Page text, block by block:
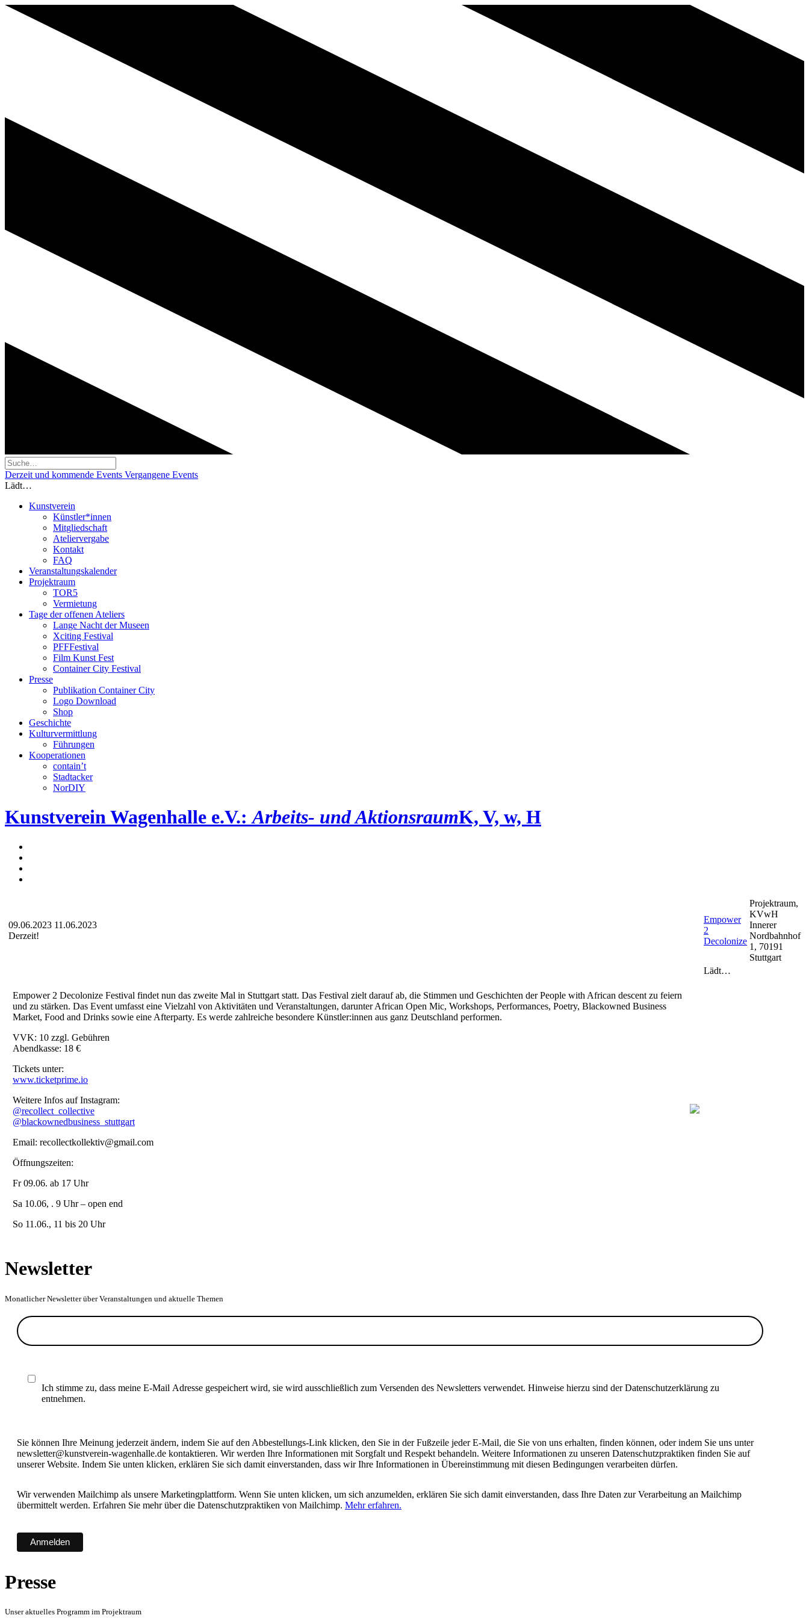
Derzeit und kommende Events Vergangene Events
Lädt…
Kunstverein
Künstler*innen
Mitgliedschaft
Ateliervergabe
Kontakt
FAQ
Veranstaltungskalender
Projektraum
TOR5
Vermietung
Tage der offenen Ateliers
Lange Nacht der Museen
Xciting Festival
PFFFestival
Film Kunst Fest
Container City Festival
Presse
Publikation Container City
Logo Download
Shop
Geschichte
Kulturvermittlung
Führungen
Kooperationen
contain’t
Stadtacker
NorDIY
Kunstverein Wagenhalle e.V.:Arbeits- und AktionsraumK, V, w, H
09.06.2023 11.06.2023
Derzeit!
Empower
2
Decolonize
Projektraum,
KVwH
Innerer
Nordbahnhof
1, 70191
Stuttgart
Lädt…
Empower 2 Decolonize Festival findet nun das zweite Mal in Stuttgart statt. Das Festival zielt darauf ab, die Stimmen und Geschichten der People with African descent zu feiern
und zu stärken. Das Event umfasst eine Vielzahl von Aktivitäten und Veranstaltungen, darunter African Open Mic, Workshops, Performances, Poetry, Blackowned Business
Market, Food and Drinks sowie eine Afterparty. Es werde zahlreiche besondere Künstler:innen aus ganz Deutschland performen.
VVK: 10 zzgl. Gebühren
Abendkasse: 18 €
Tickets unter:
www.ticketprime.io
Weitere Infos auf Instagram:
@recollect_collective
@blackownedbusiness_stuttgart
Email: recollectkollektiv@gmail.com
Öffnungszeiten:
Fr 09.06. ab 17 Uhr
Sa 10.06, . 9 Uhr – open end
So 11.06., 11 bis 20 Uhr
Newsletter
Monatlicher Newsletter über Veranstaltungen und aktuelle Themen
Ich stimme zu, dass meine E-Mail Adresse gespeichert wird, sie wird ausschließlich zum Versenden des Newsletters verwendet. Hinweise hierzu sind der Datenschutzerklärung zu
entnehmen.
Sie können Ihre Meinung jederzeit ändern, indem Sie auf den Abbestellungs-Link klicken, den Sie in der Fußzeile jeder E-Mail, die Sie von uns erhalten, finden können, oder indem Sie uns unter
newsletter@kunstverein-wagenhalle.de kontaktieren. Wir werden Ihre Informationen mit Sorgfalt und Respekt behandeln. Weitere Informationen zu unseren Datenschutzpraktiken finden Sie auf
unserer Website. Indem Sie unten klicken, erklären Sie sich damit einverstanden, dass wir Ihre Informationen in Übereinstimmung mit diesen Bedingungen verarbeiten dürfen.
Wir verwenden Mailchimp als unsere Marketingplattform. Wenn Sie unten klicken, um sich anzumelden, erklären Sie sich damit einverstanden, dass Ihre Daten zur Verarbeitung an Mailchimp
übermittelt werden. Erfahren Sie mehr über die Datenschutzpraktiken von Mailchimp. Mehr erfahren.
Presse
Unser aktuelles Programm im Projektraum